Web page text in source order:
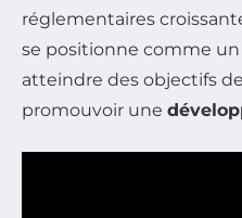
réglementaires
se positionne comme
atteindre des objectifs de
promouvoir une